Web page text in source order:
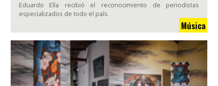
Eduardo Elía recibió el reconocimiento de periodistas
especializados de todo el país.
Música